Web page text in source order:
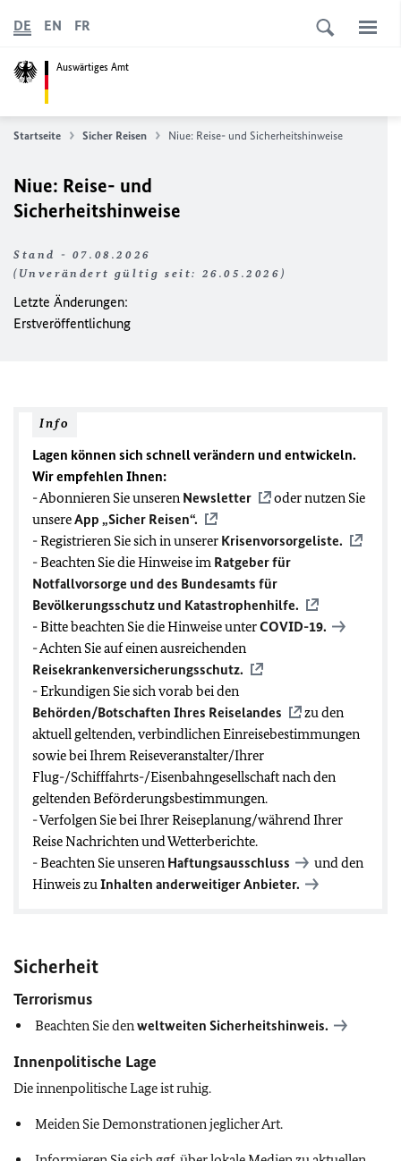
Auswärtiges Amt
DE EN FR
Startseite Sicher Reisen Niue: Reise- und Sicherheitshinweise
Niue: Reise- und
Sicherheitshinweise
Stand - 07.08.2026
(Unverändert gültig seit: 26.05.2026)
Letzte Änderungen:
Erstveröffentlichung
Info
Lagen können sich schnell verändern und entwickeln.
Wir empfehlen Ihnen:
- Abonnieren Sie unseren Newsletter
oder nutzen Sie
unsereApp „Sicher Reisen“.
- Registrieren Sie sich in unserer Krisenvorsorgeliste.
- Beachten Sie die Hinweise im Ratgeber für
Notfallvorsorge und des Bundesamts für
Bevölkerungsschutz und Katastrophenhilfe.
- Bitte beachten Sie die Hinweise unterCOVID-19.
- Achten Sie auf einen ausreichenden
Reisekrankenversicherungsschutz.
- Erkundigen Sie sich vorab bei den
Behörden/Botschaften Ihres Reiselandes
zu den
aktuell geltenden, verbindlichen Einreisebestimmungen
sowie bei Ihrem Reiseveranstalter/Ihrer
Flug-/Schifffahrts-/Eisenbahngesellschaft nach den
geltenden Beförderungsbestimmungen.
- Verfolgen Sie bei Ihrer Reiseplanung/während Ihrer
Reise Nachrichten und Wetterberichte.
- Beachten Sie unseren Haftungsausschluss
und den
Hinweis zuInhalten anderweitiger Anbieter.
Sicherheit
Terrorismus
Beachten Sie denweltweiten Sicherheitshinweis.
Innenpolitische Lage
Die innenpolitische Lage ist ruhig.
Meiden Sie Demonstrationen jeglicher Art.